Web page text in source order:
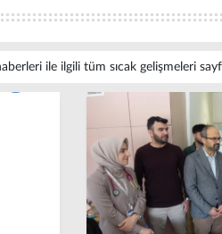
ile ilgili tüm sıcak gelişmeleri